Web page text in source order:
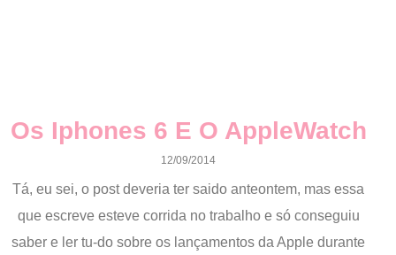
Os Iphones 6 E O AppleWatch
12/09/2014
Tá, eu sei, o post deveria ter saido anteontem, mas essa
que escreve esteve corrida no trabalho e só conseguiu
saber e ler tu-do sobre os lançamentos da Apple durante